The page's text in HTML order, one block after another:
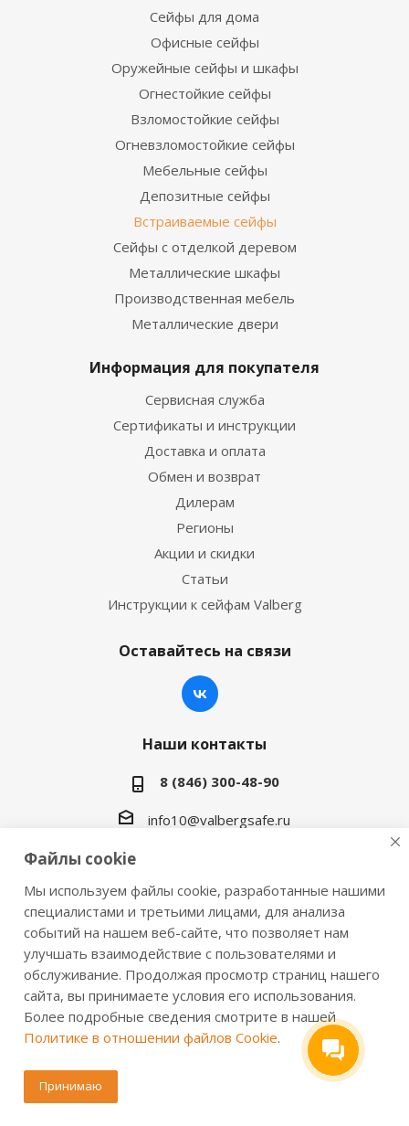
Сейфы для дома
Офисные сейфы
Оружейные сейфы и шкафы
Огнестойкие сейфы
Взломостойкие сейфы
Огневзломостойкие сейфы
Мебельные сейфы
Депозитные сейфы
Встраиваемые сейфы
Сейфы с отделкой деревом
Металлические шкафы
Производственная мебель
Металлические двери
Информация для покупателя
Сервисная служба
Сертификаты и инструкции
Доставка и оплата
Обмен и возврат
Дилерам
Регионы
Акции и скидки
Статьи
Инструкции к сейфам Valberg
Оставайтесь на связи
Наши контакты
8 (846) 300-48-90
info10@valbergsafe.ru
г. Самара, ул. Верхне-Карьерная, д.3а
2016-2026 © VALBERGSAFE.RU — Интернет-магазин
сейфов Valberg и металлической мебели Практик.
Продажа сейфов для дома и офиса, металлических
шкафов, стеллажей, металлических дверей.
Информация о розничных ценах, технических
характеристиках, наличии на складе носит справочный
Файлы cookie
Мы используем файлы cookie, разработанные нашими
специалистами и третьими лицами, для анализа
событий на нашем веб-сайте, что позволяет нам
улучшать взаимодействие с пользователями и
обслуживание. Продолжая просмотр страниц нашего
сайта, вы принимаете условия его использования.
Более подробные сведения смотрите в нашей
Политике в отношении файлов Cookie.
Принимаю